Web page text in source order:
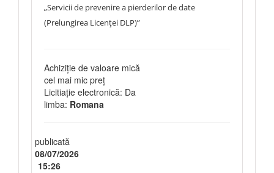
„Servicii de prevenire a pierderilor de date
(Prelungirea Licenței DLP)”
Achiziție de valoare mică
cel mai mic preț
Licitiație electronică: Da
limba: Romana
publicată
08/07/2026
15:26